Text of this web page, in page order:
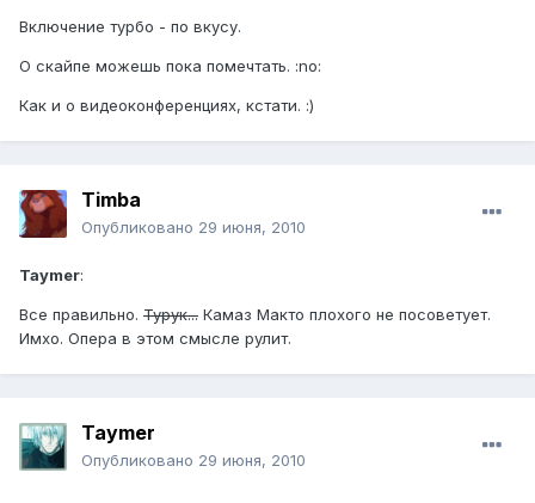
Включение турбо - по вкусу.
О скайпе можешь пока помечтать. :no:
Как и о видеоконференциях, кстати. :)
Timba
Опубликовано 29 июня, 2010
Taymer:
Все правильно. Турук... Камаз Макто плохого не посоветует.
Имхо. Опера в этом смысле рулит.
Taymer
Опубликовано 29 июня, 2010